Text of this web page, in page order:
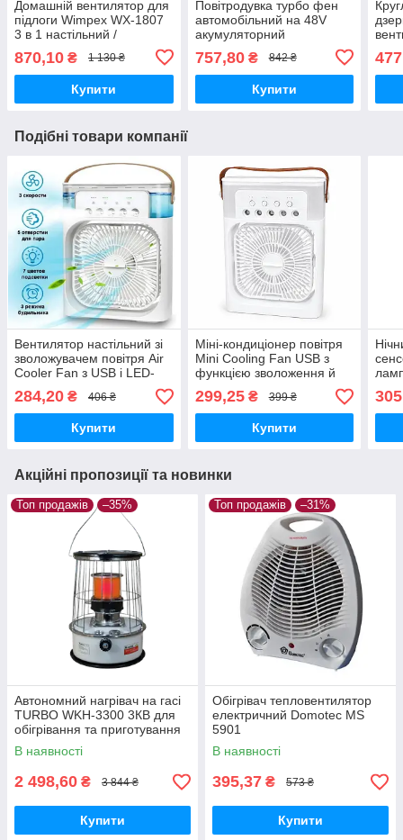
Домашній вентилятор для
підлоги Wimpex WX-1807
3 в 1 настільний /
настінний з металевими
лопатями 3 швидкості 200
Вт
870,10 ₴ 1 130 ₴
Купити
Повітродувка турбо фен
автомобільний на 48V
акумуляторний
757,80₴ 842 ₴
Купити
Подібні товари компанії
Вентилятор настільний зі
зволожувачем повітря Air
Cooler Fan з USB і LED-
підсвіткою
284,20 ₴ 406 ₴
Купити
Міні-кондиціонер повітря
Mini Cooling Fan USB з
функцією зволоження й
баком для води 600 мл
299,25₴ 399 ₴
Купити
ДК
Акційні пропозиції та новинки
Топ продажів –35%
Автономний нагрівач на гасі
TURBO WKH-3300 3КВ для
обігрівання та приготування
їжі
В наявності
2 498,60 ₴ 3 844 ₴
Купити
Топ продажів –31%
Обігрівач тепловентилятор
електричний Domotec MS
5901
В наявності
395,37 ₴ 573 ₴
Купити